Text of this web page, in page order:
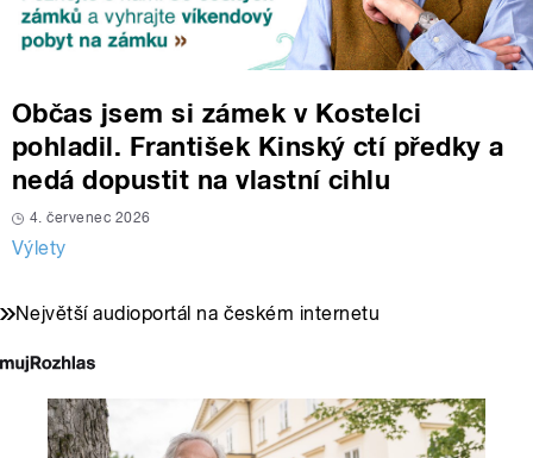
Občas jsem si zámek v Kostelci
pohladil. František Kinský ctí předky a
nedá dopustit na vlastní cihlu
4. červenec 2026
Výlety
Největší audioportál na českém internetu